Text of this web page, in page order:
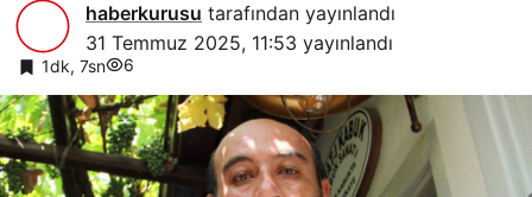
haberkurusu tarafından yayınlandı
31 Temmuz 2025, 11:53 yayınlandı
1dk, 7sn 6